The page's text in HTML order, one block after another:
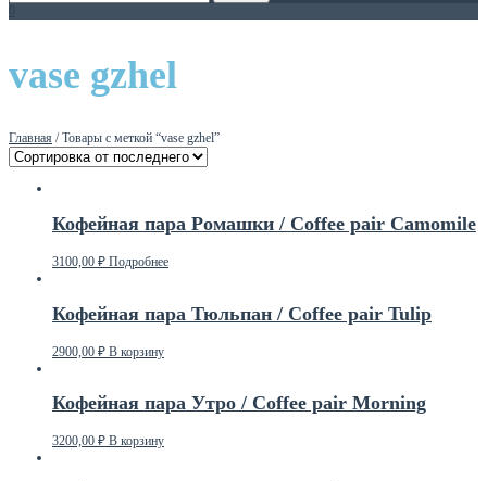
vase gzhel
Главная / Товары с меткой “vase gzhel”
Кофейная пара Ромашки / Coffee pair Camomile
3100,00 ₽ Подробнее
Кофейная пара Тюльпан / Coffee pair Tulip
2900,00 ₽ В корзину
Кофейная пара Утро / Coffee pair Morning
3200,00 ₽ В корзину